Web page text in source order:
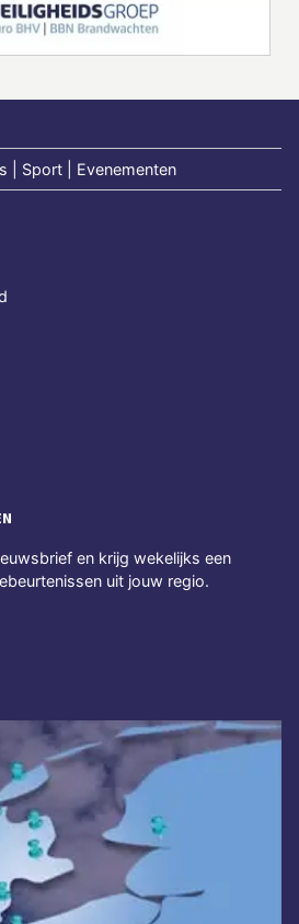
| Sport | Evenementen
en krijg wekelijks een
uit jouw regio.